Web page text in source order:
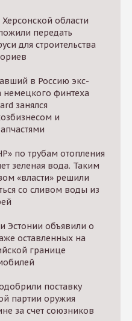
Херсонской области
передать
для строительства
в Россию экс-
немецкого финтеха
занялся
и
по трубам отопления
зеленая вода. Таким
«власти» решили
со сливом воды из
Эстонии объявили о
оставленных на
границе
поставку
партии оружия
за счет союзников